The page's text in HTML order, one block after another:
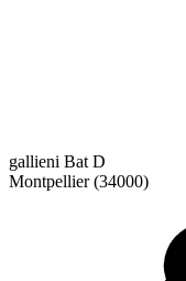
gallieni Bat D
Montpellier (34000)